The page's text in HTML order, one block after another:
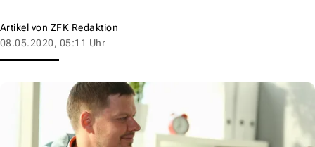
Artikel von ZFK Redaktion
08.05.2020, 05:11 Uhr